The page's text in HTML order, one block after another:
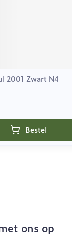
2001 Zwart N4
Bestel
ons op